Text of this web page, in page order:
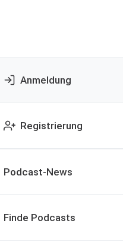
Anmeldung
Registrierung
Podcast-News
Finde Podcasts